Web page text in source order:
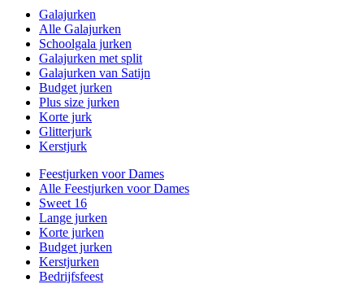
Galajurken
Alle Galajurken
Schoolgala jurken
Galajurken met split
Galajurken van Satijn
Budget jurken
Plus size jurken
Korte jurk
Glitterjurk
Kerstjurk
Feestjurken voor Dames
Alle Feestjurken voor Dames
Sweet 16
Lange jurken
Korte jurken
Budget jurken
Kerstjurken
Bedrijfsfeest